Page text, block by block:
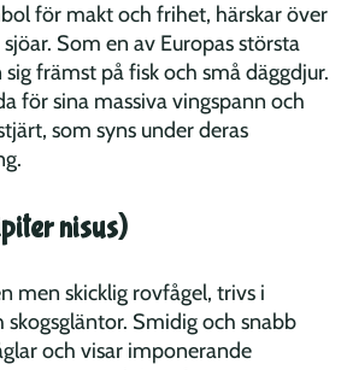
för makt och frihet, härskar över
Som en av Europas största
främst på fisk och små däggdjur.
för sina massiva vingspann och
som syns under deras
nisus)
men skicklig rovfågel, trivs i
skogsgläntor. Smidig och snabb
och visar imponerande